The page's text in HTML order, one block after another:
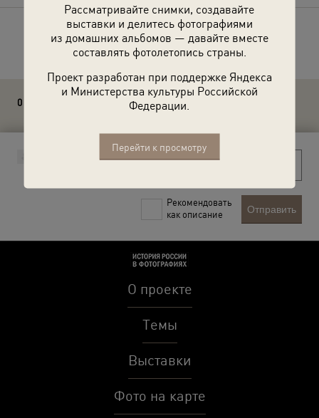
Рассматривайте снимки, создавайте
выставки и делитесь фотографиями
из домашних альбомов — давайте вместе
составлять фотолетопись страны.
Проект разработан при поддержке Яндекса
и Министерства культуры Российской
Федерации.
Перейти к просмотру
Расскажите друзьям об этом фото
0 комментариев
Рекомендовать
как описание
Отправить
О проекте
Темы
Выставки
Фото на карте